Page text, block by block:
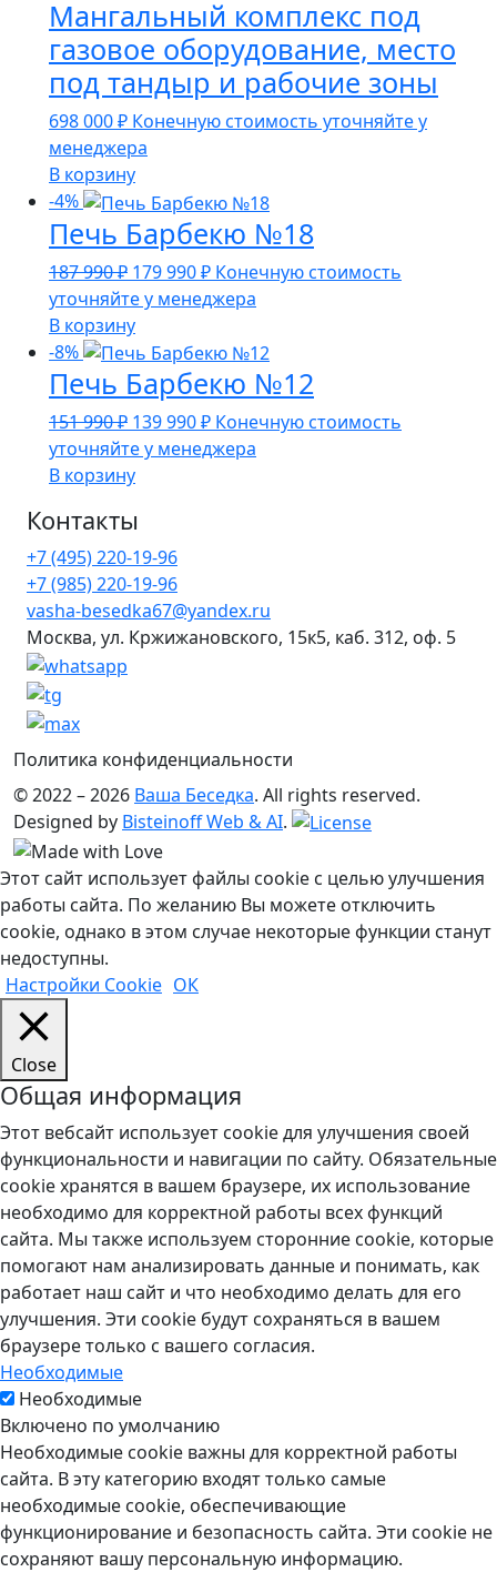
Мангальный комплекс под
газовое оборудование, место
под тандыр и рабочие зоны
698 000₽ Конечную стоимость уточняйте у
менеджера
В корзину
-4%
Печь Барбекю №18
187 990₽ Первоначальная
цена
составляла
187
990 ₽.
179 990₽Текущая
цена:
990 ₽.
Конечную стоимость
уточняйте у менеджера
В корзину
-8%
Печь Барбекю №12
151 990₽ Первоначальная
цена
составляла
990 ₽.
139 990₽Текущая
цена:
Конечную стоимость
уточняйте у менеджера
В корзину
Контакты
+7 (495) 220-19-96
+7 (985) 220-19-96
vasha-besedka67@yandex.ru
Москва, ул. Кржижановского, 15к5, каб. 312, оф. 5
Политика конфиденциальности
© 2022 – 2026 Ваша Беседка. All rights reserved.
Designed by Bisteinoff Web & AI.
Этот сайт использует файлы cookie с целью улучшения
работы сайта. По желанию Вы можете отключить
cookie, однако в этом случае некоторые функции станут
недоступны.
Настройки Cookie ОК
Close
Общая информация
Этот вебсайт использует cookie для улучшения своей
функциональности и навигации по сайту. Обязательные
cookie хранятся в вашем браузере, их использование
необходимо для корректной работы всех функций
сайта. Мы также используем сторонние cookie, которые
помогают нам анализировать данные и понимать, как
работает наш сайт и что необходимо делать для его
улучшения. Эти cookie будут сохраняться в вашем
браузере только с вашего согласия.
Необходимые
Необходимые
Включено по умолчанию
Необходимые cookie важны для корректной работы
сайта. В эту категорию входят только самые
необходимые cookie, обеспечивающие
функционирование и безопасность сайта. Эти cookie не
сохраняют вашу персональную информацию.